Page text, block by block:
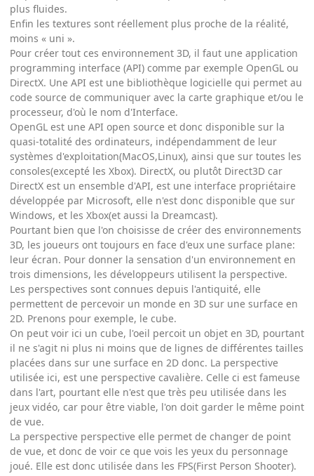
plus fluides.
Enfin les textures sont réellement plus proche de la réalité,
moins « uni ».
Pour créer tout ces environnement 3D, il faut une application
programming interface (API) comme par exemple OpenGL ou
DirectX. Une API est une bibliothèque logicielle qui permet au
code source de communiquer avec la carte graphique et/ou le
processeur, d'où le nom d'Interface.
OpenGL est une API open source et donc disponible sur la
quasi-totalité des ordinateurs, indépendamment de leur
systèmes d'exploitation(MacOS,Linux), ainsi que sur toutes les
consoles(excepté les Xbox). DirectX, ou plutôt Direct3D car
DirectX est un ensemble d'API, est une interface propriétaire
développée par Microsoft, elle n'est donc disponible que sur
Windows, et les Xbox(et aussi la Dreamcast).
Pourtant bien que l'on choisisse de créer des environnements
3D, les joueurs ont toujours en face d'eux une surface plane:
leur écran. Pour donner la sensation d'un environnement en
trois dimensions, les développeurs utilisent la perspective.
Les perspectives sont connues depuis l'antiquité, elle
permettent de percevoir un monde en 3D sur une surface en
2D. Prenons pour exemple, le cube.
On peut voir ici un cube, l'oeil percoit un objet en 3D, pourtant
il ne s'agit ni plus ni moins que de lignes de différentes tailles
placées dans sur une surface en 2D donc. La perspective
utilisée ici, est une perspective cavalière. Celle ci est fameuse
dans l'art, pourtant elle n'est que très peu utilisée dans les
jeux vidéo, car pour être viable, l'on doit garder le même point
de vue.
La perspective perspective elle permet de changer de point
de vue, et donc de voir ce que vois les yeux du personnage
joué. Elle est donc utilisée dans les FPS(First Person Shooter).